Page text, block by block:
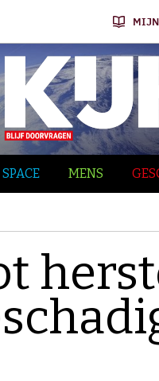
SPACE MENS